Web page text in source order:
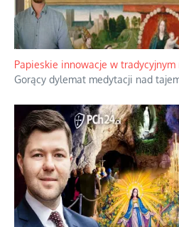
Kamienie i siekiery przeciw czołgom
Gorzka analityka decyzji